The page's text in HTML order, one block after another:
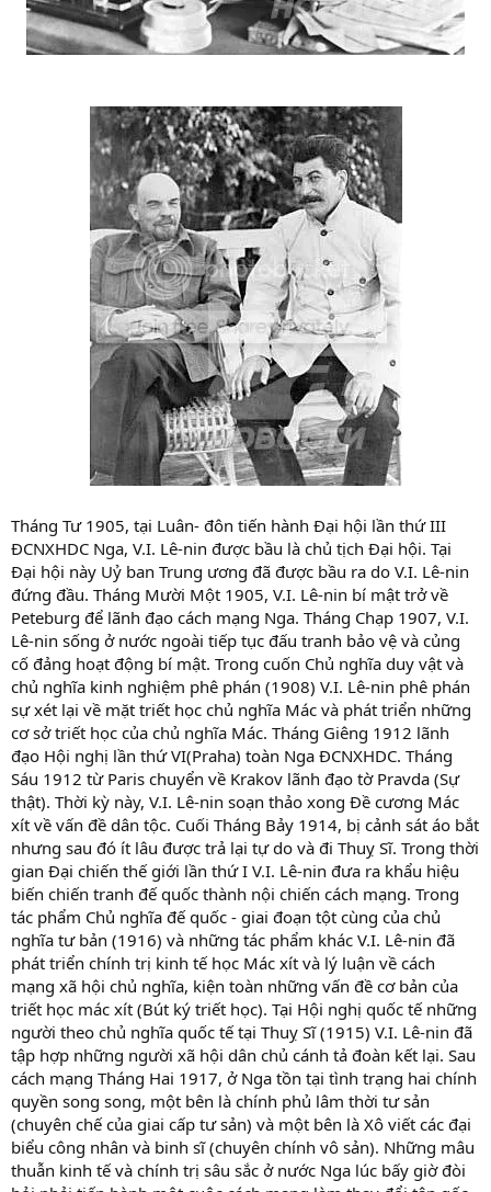
Tháng Tư 1905, tại Luân- đôn tiến hành Đại hội lần thứ III
ĐCNXHDC Nga, V.I. Lê-nin được bầu là chủ tịch Đại hội. Tại
Đại hội này Uỷ ban Trung ương đã được bầu ra do V.I. Lê-nin
đứng đầu. Tháng Mười Một 1905, V.I. Lê-nin bí mật trở về
Peteburg để lãnh đạo cách mạng Nga. Tháng Chạp 1907, V.I.
Lê-nin sống ở nước ngoài tiếp tục đấu tranh bảo vệ và củng
cố đảng hoạt động bí mật. Trong cuốn Chủ nghĩa duy vật và
chủ nghĩa kinh nghiệm phê phán (1908) V.I. Lê-nin phê phán
sự xét lại về mặt triết học chủ nghĩa Mác và phát triển những
cơ sở triết học của chủ nghĩa Mác. Tháng Giêng 1912 lãnh
đạo Hội nghị lần thứ VI(Praha) toàn Nga ĐCNXHDC. Tháng
Sáu 1912 từ Paris chuyển về Krakov lãnh đạo tờ Pravda (Sự
thật). Thời kỳ này, V.I. Lê-nin soạn thảo xong Đề cương Mác
xít về vấn đề dân tộc. Cuối Tháng Bảy 1914, bị cảnh sát áo bắt
nhưng sau đó ít lâu được trả lại tự do và đi Thuỵ Sĩ. Trong thời
gian Đại chiến thế giới lần thứ I V.I. Lê-nin đưa ra khẩu hiệu
biến chiến tranh đế quốc thành nội chiến cách mạng. Trong
tác phẩm Chủ nghĩa đế quốc - giai đoạn tột cùng của chủ
nghĩa tư bản (1916) và những tác phẩm khác V.I. Lê-nin đã
phát triển chính trị kinh tế học Mác xít và lý luận về cách
mạng xã hội chủ nghĩa, kiện toàn những vấn đề cơ bản của
triết học mác xít (Bút ký triết học). Tại Hội nghị quốc tế những
người theo chủ nghĩa quốc tế tại Thuỵ Sĩ (1915) V.I. Lê-nin đã
tập hợp những người xã hội dân chủ cánh tả đoàn kết lại. Sau
cách mạng Tháng Hai 1917, ở Nga tồn tại tình trạng hai chính
quyền song song, một bên là chính phủ lâm thời tư sản
(chuyên chế của giai cấp tư sản) và một bên là Xô viết các đại
biểu công nhân và binh sĩ (chuyên chính vô sản). Những mâu
thuẫn kinh tế và chính trị sâu sắc ở nước Nga lúc bấy giờ đòi